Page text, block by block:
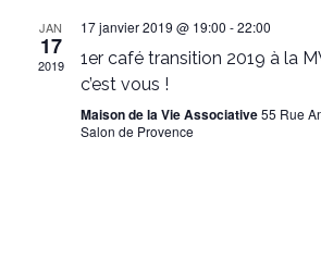
JAN
17
2019
17 janvier 2019 @ 19:00 -22:00
1er café transition 2019 à la
c’est vous !
Maison de la Vie Associative55 Rue
Salon de Provence